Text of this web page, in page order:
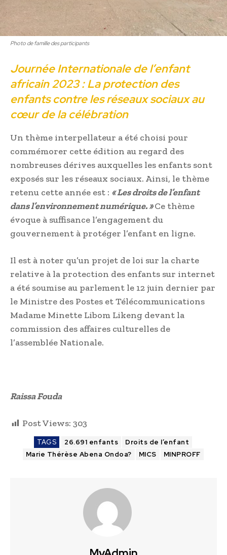
Photo de famille des participants
Journée Internationale de l’enfant
africain 2023 : La protection des
enfants contre les réseaux sociaux au
cœur de la célébration
Un thème interpellateur a été choisi pour
commémorer cette édition au regard des
nombreuses dérives auxquelles les enfants sont
exposés sur les réseaux sociaux. Ainsi, le thème
retenu cette année est : « Les droits de l’enfant
dans l’environnement numérique. »Ce thème
évoque à suffisance l’engagement du
gouvernement à protéger l’enfant en ligne.
Il est à noter qu’un projet de loi sur la charte
relative à la protection des enfants sur internet
a été soumise au parlement le 12 juin dernier par
le Ministre des Postes et Télécommunications
Madame Minette Libom Likeng devant la
commission des affaires culturelles de
l’assemblée Nationale.
Raissa Fouda
Post Views: 303
TAGS 26.691 enfants
Droits de l’enfant
Marie Thérèse Abena Ondoa?
MICS MINPROFF